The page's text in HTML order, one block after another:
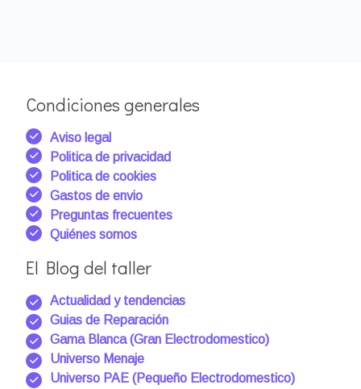
Condiciones generales
Aviso legal
Politica de privacidad
Politica de cookies
Gastos de envio
Preguntas frecuentes
Quiénes somos
El Blog del taller
Actualidad y tendencias
Guias de Reparación
Gama Blanca (Gran Electrodomestico)
Universo Menaje
Universo PAE (Pequeño Electrodomestico)